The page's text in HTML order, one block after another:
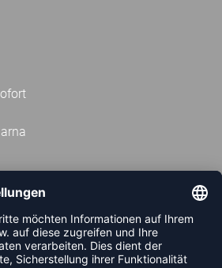
KOSTENLOSEN
UND VERPASSE KEINE
MEHR.